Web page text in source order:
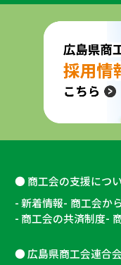
商工会の支援につ
新着情報 商工会か
商工会の共済制度
広島県商工会連合